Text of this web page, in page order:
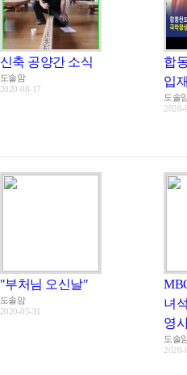
신축 공양간 소식
도솔암
2020-08-17
합
입
도솔
2020-
"부처님 오신날"
도솔암
2020-05-31
녀
영
도솔
2020-